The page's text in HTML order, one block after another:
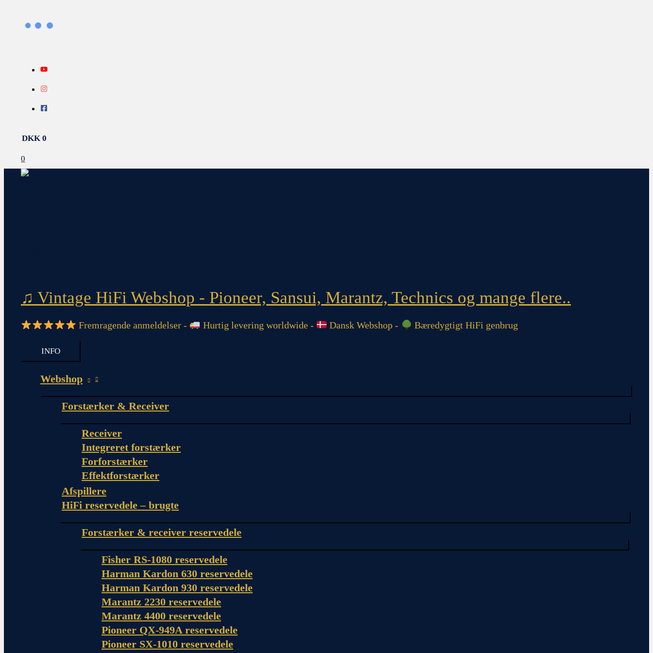
indholdet
DKK 0
0
♫ Vintage HiFi Webshop - Pioneer, Sansui, Marantz, Technics og mange flere..
Fremragende anmeldelser - Hurtig levering worldwide - Dansk Webshop - Bæredygtigt HiFi genbrug
INFO
Webshop
Forstærker & Receiver
Receiver
Integreret forstærker
Forforstærker
Effektforstærker
Afspillere
HiFi reservedele – brugte
Forstærker & receiver reservedele
Fisher RS-1080 reservedele
Harman Kardon 630 reservedele
Harman Kardon 930 reservedele
Marantz 2230 reservedele
Marantz 4400 reservedele
Pioneer QX-949A reservedele
Pioneer SX-1010 reservedele